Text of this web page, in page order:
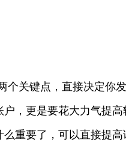
个关键点，直接决定你
，更是要花大力气提
重要了，可以直接提